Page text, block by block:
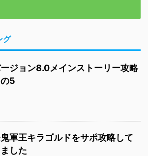
グ
ジョン8.0メインストーリー攻略
5
軍王キラゴルドをサポ攻略して
した